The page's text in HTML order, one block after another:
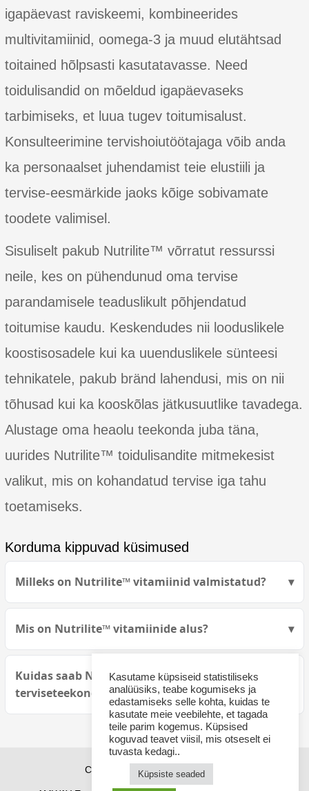
igapäevast raviskeemi, kombineerides
multivitamiinid, oomega-3 ja muud elutähtsad
toitained hõlpsasti kasutatavasse. Need
toidulisandid on mõeldud igapäevaseks
tarbimiseks, et luua tugev toitumisalust.
Konsulteerimine tervishoiutöötajaga võib anda
ka personaalset juhendamist teie elustiili ja
tervise-eesmärkide jaoks kõige sobivamate
toodete valimisel.
Sisuliselt pakub Nutrilite™ võrratut ressurssi
neile, kes on pühendunud oma tervise
parandamisele teaduslikult põhjendatud
toitumise kaudu. Keskendudes nii looduslikele
koostisosadele kui ka uuenduslikele sünteesi
tehnikatele, pakub bränd lahendusi, mis on nii
tõhusad kui ka kooskõlas jätkusuutlike tavadega.
Alustage oma heaolu teekonda juba täna,
uurides Nutrilite™ toidulisandite mitmekesist
valikut, mis on kohandatud tervise iga tahu
toetamiseks.
Korduma kippuvad küsimused
Milleks on Nutrilite™ vitamiinid valmistatud?
Mis on Nutrilite™ vitamiinide alus?
Kuidas saab Nutrilite™ muuta teie
terviseteekonda?
Copyright © 2026 sponsor21.ee
Kasutame küpsiseid statistiliseks
analüüsiks, teabe kogumiseks ja
edastamiseks selle kohta, kuidas te
kasutate meie veebilehte, et tagada
teile parim kogemus. Küpsised
koguvad teavet viisil, mis otseselt ei
tuvasta kedagi..
Küpsiste seaded